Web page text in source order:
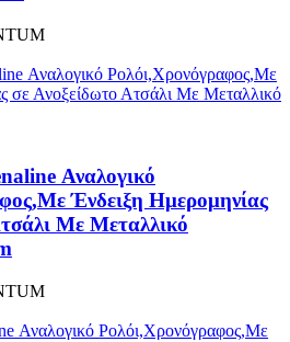
Αναλογικό
Ένδειξη Ημερομηνίας
Με Μεταλλικό